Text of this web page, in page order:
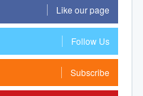
Like our page
Follow Us
Subscribe